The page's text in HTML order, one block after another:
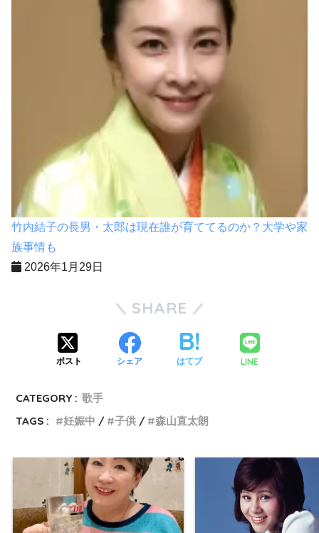
竹内結子の長男・太郎は現在誰が育ててるのか？大学や家
族事情も
2026年1月29日
SHARE
ポスト シェア はてブ LINE
CATEGORY : 歌手
TAGS :
妊娠中 子供 森山直太朗